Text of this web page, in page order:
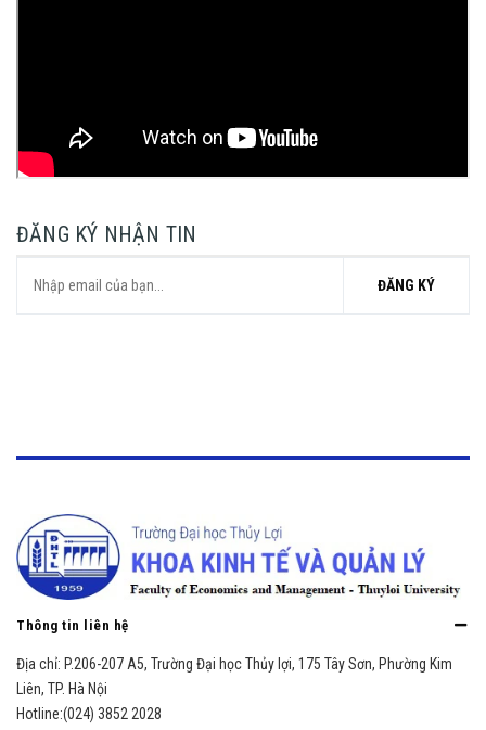
ĐĂNG KÝ NHẬN TIN
ĐĂNG KÝ
Thông tin liên hệ
Địa chỉ: P.206-207 A5, Trường Đại học Thủy lợi, 175 Tây Sơn, Phường Kim
Liên, TP. Hà Nội
Hotline:(024) 3852 2028